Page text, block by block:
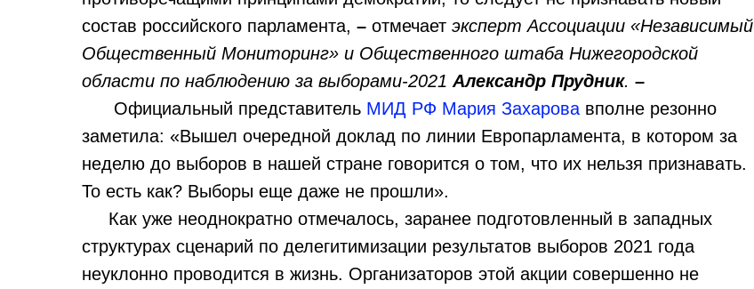
состав российского парламента, – отмечает эксперт Ассоциации «Независимый
Общественный Мониторинг» и Общественного штаба Нижегородской
области по наблюдению за выборами-2021 Александр Прудник. –
Официальный представитель МИД РФ Мария Захарова вполне резонно
заметила: «Вышел очередной доклад по линии Европарламента, в котором за
неделю до выборов в нашей стране говорится о том, что их нельзя признавать.
То есть как? Выборы еще даже не прошли».
Как уже неоднократно отмечалось, заранее подготовленный в западных
структурах сценарий по делегитимизации результатов выборов 2021 года
неуклонно проводится в жизнь. Организаторов этой акции совершенно не